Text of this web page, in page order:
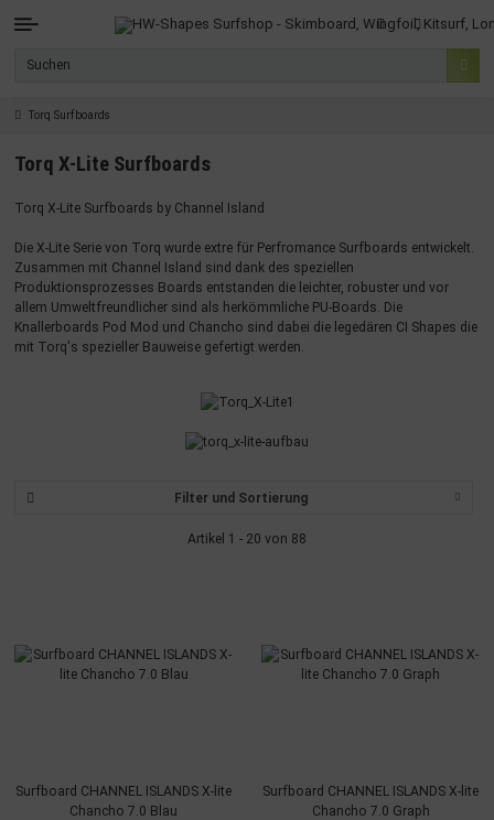
Torq Surfboards
Torq X-Lite Surfboards
Torq X-Lite Surfboards by Channel Island
Die X-Lite Serie von Torq wurde extre für Perfromance Surfboards entwickelt.
Zusammen mit Channel Island sind dank des speziellen
Produktionsprozesses Boards entstanden die leichter, robuster und vor
allem Umweltfreundlicher sind als herkömmliche PU-Boards. Die
Knallerboards Pod Mod und Chancho sind dabei die legedären CI Shapes die
mit Torq's spezieller Bauweise gefertigt werden.
Filter und Sortierung
Artikel 1 - 20 von 88
Surfboard CHANNEL ISLANDS X-lite
Chancho 7.0 Blau
Surfboard CHANNEL ISLANDS X-lite
Chancho 7.0 Graph